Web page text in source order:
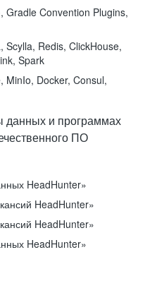
Gradle Convention Plugins,
Scylla, Redis, ClickHouse,
Spark
MinIo, Docker, Consul,
и программах
ПО
HeadHunter»
HeadHunter»
HeadHunter»
HeadHunter»